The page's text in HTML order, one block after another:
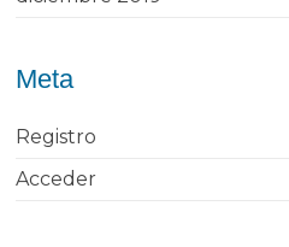
Meta
Registro
Acceder